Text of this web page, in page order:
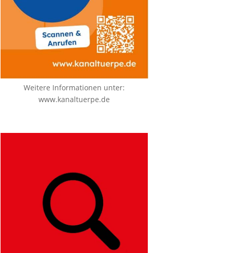
Weitere Informationen unter:
www.kanaltuerpe.de